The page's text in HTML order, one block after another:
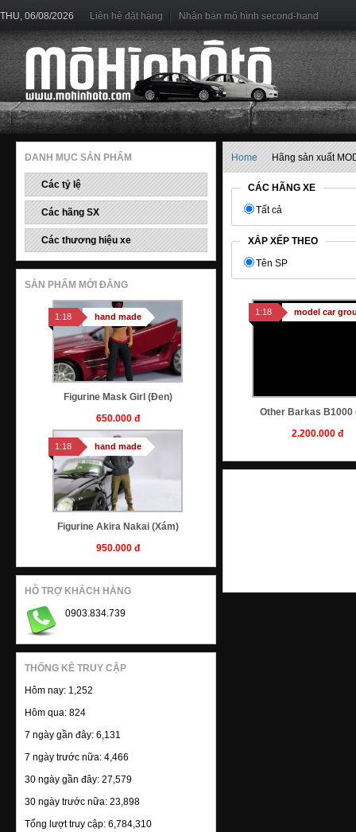
THU, 06/08/2026 Liên hệ đặt hàng Nhận bán mô hình second-hand
DANH MỤC SẢN PHẨM
Các tỷ lệ
Các hãng SX
Các thương hiệu xe
SẢN PHẨM MỚI ĐĂNG
Figurine Racing Girl (xanh)
650.000 đ
1:18 hand made
950.000 đ
1:18
Figurine Akira Nakai (xanh/xám)
950.000 đ
1:18 hand made
Figurine Mask Girl (Đen)
650.000 đ
1:18 hand made
Figurine Akira Nakai (xám)
950.000 đ
1:18 cmc
Coupe 1955 (bạc)
Lexus Lfa (vàng)
6.000.000 đ
HỖ TRỢ KHÁCH HÀNG
0903.834.739
THỐNG KÊ TRUY CẬP
Hôm nay: 1,252
Hôm qua: 824
7 ngày gần đây: 6,131
7 ngày trước nữa: 4,466
30 ngày gần đây: 27,579
30 ngày trước nữa: 23,898
Tổng lượt truy cập: 6,784,310
Home Hãng sản xuất
CÁC HÃNG XE
Tất cả
XẮP XẾP THEO
Tên SP
1:18 model car
Other Barkas B1000
2.200.000 đ